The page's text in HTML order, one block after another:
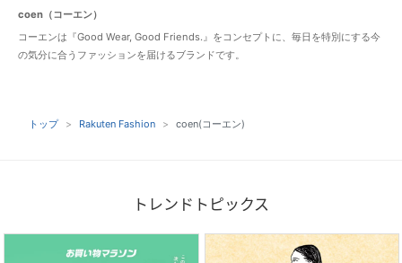
coen（コーエン）
コーエンは『Good Wear, Good Friends.』をコンセプトに、毎日を特別にする今
の気分に合うファッションを届けるブランドです。
トップ Rakuten Fashion coen(コーエン)
トレンドトピックス